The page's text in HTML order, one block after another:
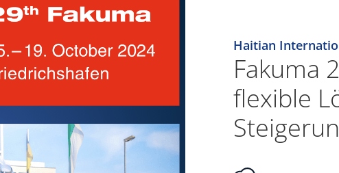
Haitian
Fakuma
flexible